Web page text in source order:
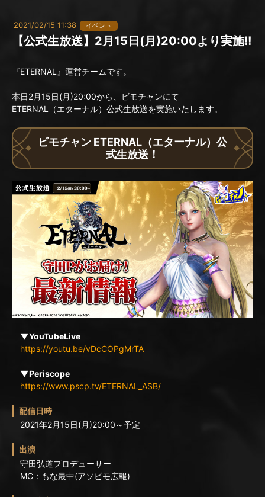
2021/02/15 11:38 イベント
【公式生放送】2月15日(月)20:00より実施!!
『ETERNAL』運営チームです。
本日2月15日(月)20:00から、ビモチャンにて
ETERNAL（エターナル）公式生放送を実施いたします。
ビモチャン ETERNAL（エターナル）公
式生放送！
▼YouTubeLive
https://youtu.be/vDcCOPgMrTA
▼Periscope
https://www.pscp.tv/ETERNAL_ASB/
配信日時
2021年2月15日(月)20:00～予定
出演
守田弘道プロデューサー
MC：もな最中(アソビモ広報)